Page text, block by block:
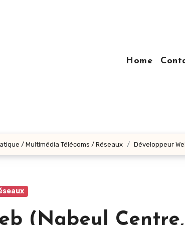
Home
/ Multimédia Télécoms / Réseaux Développeur
(Nabeul